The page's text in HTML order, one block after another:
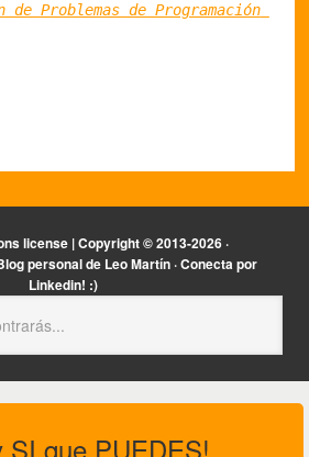
Problemas de Programación
license | Copyright ©2013-2026 ·
personal de Leo Martín ·Conecta por
Linkedin! :)